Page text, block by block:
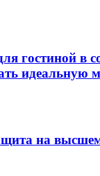
гостиной в
идеальную
на